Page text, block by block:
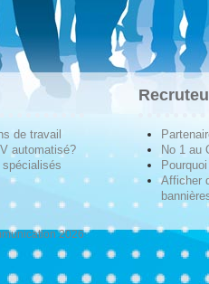
de travail
automatisé?
No 1 au
Afficher
2026